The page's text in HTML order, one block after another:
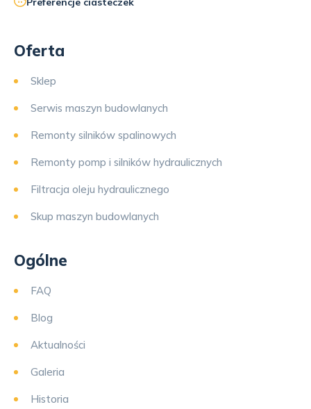
Oferta
Sklep
Serwis maszyn budowlanych
Remonty silników spalinowych
Remonty pomp i silników hydraulicznych
Filtracja oleju hydraulicznego
Skup maszyn budowlanych
Ogólne
FAQ
Blog
Aktualności
Galeria
Historia